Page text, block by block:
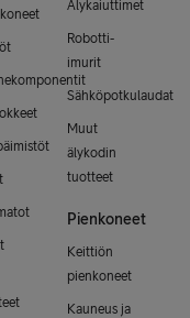
Älykaiuttimet
Robotti-
imurit
Sähköpotkulaudat
Muut
älykodin
tuotteet
Pienkoneet
Keittiön
pienkoneet
Kauneus ja